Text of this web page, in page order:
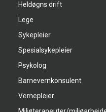
Heldøgns drift
Lege
Sykepleier
Spesialsykepleier
Psykolog
Barnevernkonsulent
Vernepleier